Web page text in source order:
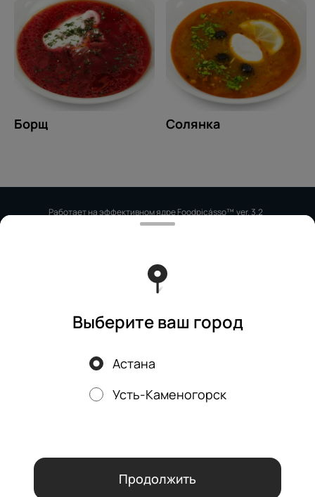
аналитических сервисов согласно нашейполитике
конфиденциальности
ОК
Борщ Солянка
Работает на эффективном ядреFoodpicássover. 3.2
Политика конфиденциальности
Публичная оферта
Акции, скидки, кэшбэк − в нашем приложении!
Выберите ваш город
Астана
Усть-Каменогорск